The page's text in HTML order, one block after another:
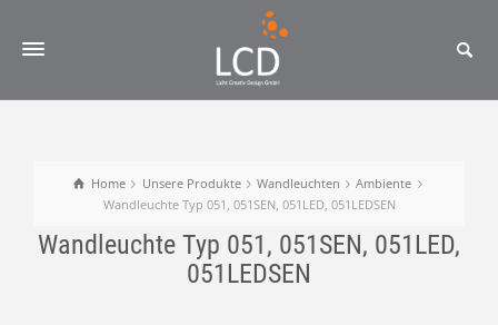
Home Unsere Produkte Wandleuchten
Ambiente
Wandleuchte Typ 051, 051SEN, 051LED, 051LEDSEN
Wandleuchte Typ 051, 051SEN, 051LED,
051LEDSEN